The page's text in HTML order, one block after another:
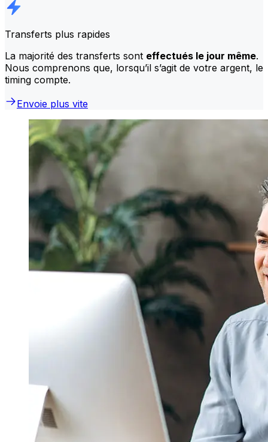
Transferts plus rapides
La majorité des transferts sont effectués le jour même.
Nous comprenons que, lorsqu’il s’agit de votre argent, le
timing compte.
Envoie plus vite